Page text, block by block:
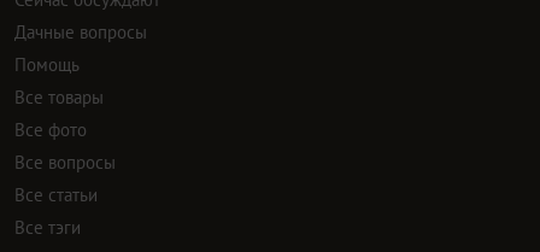
Дачные вопросы
Помощь
Все товары
Все фото
Все вопросы
Все статьи
Все тэги